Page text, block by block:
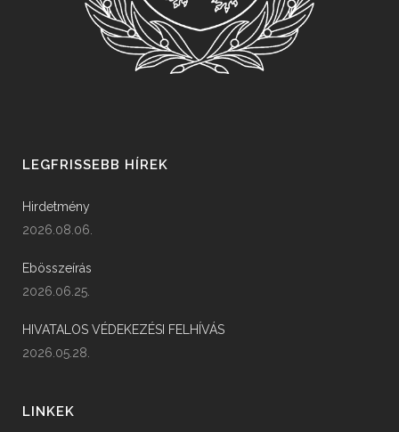
LEGFRISSEBB HÍREK
Hirdetmény
2026.08.06.
Ebösszeírás
2026.06.25.
HIVATALOS VÉDEKEZÉSI FELHÍVÁS
2026.05.28.
LINKEK